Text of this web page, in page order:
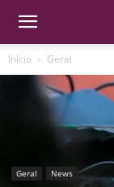
Início Geral
Geral News